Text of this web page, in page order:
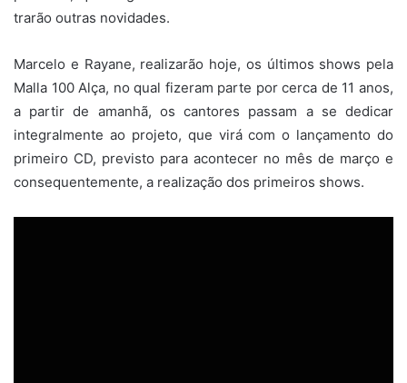
trarão outras novidades.
Marcelo e Rayane, realizarão hoje, os últimos shows pela
Malla 100 Alça, no qual fizeram parte por cerca de 11 anos,
a partir de amanhã, os cantores passam a se dedicar
integralmente ao projeto, que virá com o lançamento do
primeiro CD, previsto para acontecer no mês de março e
consequentemente, a realização dos primeiros shows.